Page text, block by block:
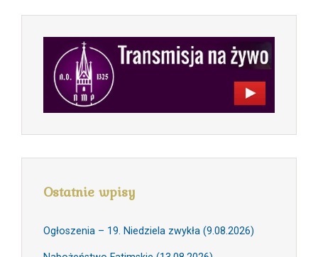
Ostatnie wpisy
Ogłoszenia – 19. Niedziela zwykła (9.08.2026)